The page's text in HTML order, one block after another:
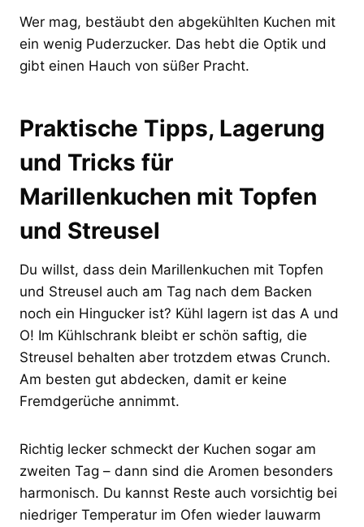
Wer mag, bestäubt den abgekühlten Kuchen mit
ein wenig Puderzucker. Das hebt die Optik und
gibt einen Hauch von süßer Pracht.
Praktische Tipps, Lagerung
und Tricks für
Marillenkuchen mit Topfen
und Streusel
Du willst, dass dein Marillenkuchen mit Topfen
und Streusel auch am Tag nach dem Backen
noch ein Hingucker ist? Kühl lagern ist das A und
O! Im Kühlschrank bleibt er schön saftig, die
Streusel behalten aber trotzdem etwas Crunch.
Am besten gut abdecken, damit er keine
Fremdgerüche annimmt.
Richtig lecker schmeckt der Kuchen sogar am
zweiten Tag – dann sind die Aromen besonders
harmonisch. Du kannst Reste auch vorsichtig bei
niedriger Temperatur im Ofen wieder lauwarm